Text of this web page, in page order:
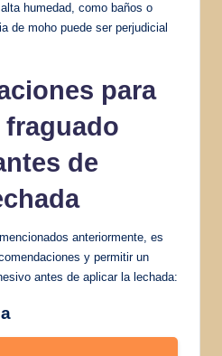
humedad, como baños o
de moho puede ser perjudicial
para
de
anteriormente, es
y permitir un
antes de aplicar la lechada: